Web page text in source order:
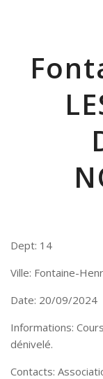
Dept: 14
Ville: Fontaine-
Date: 20/09/2024
Informations:
dénivelé.
Contacts: